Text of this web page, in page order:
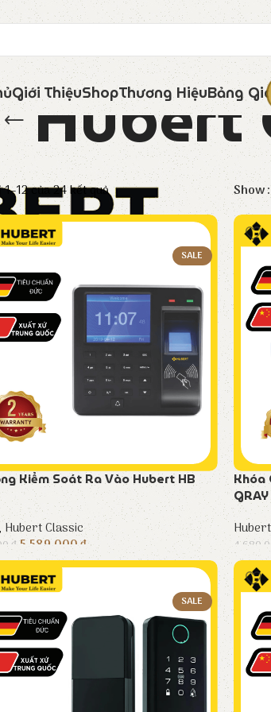
Giới ThiệuShopThương HiệuBảng Giá
Hubert
của 24 kết quả Show
SALE
Kiểm Soát Ra Vào Hubert HB
, Hubert Classic
₫ 5.589.000₫
Khóa
GRAY
Hubert
SALE